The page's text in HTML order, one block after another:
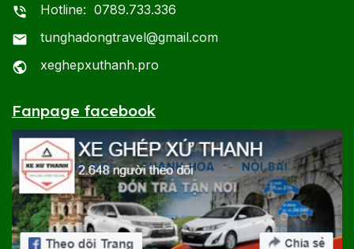
Hotline: 0789.733.336
tunghadongtravel@gmail.com
xeghepxuthanh.pro
Fanpage facebook